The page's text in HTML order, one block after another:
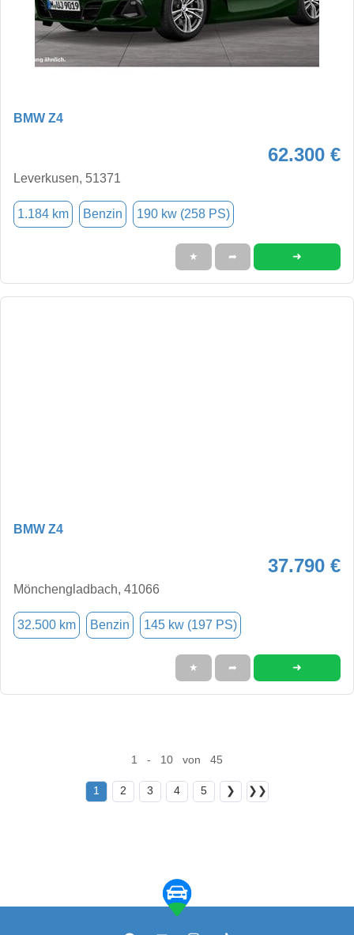
BMW Z4
62.300 €
Leverkusen, 51371
1.184 km Benzin 190 kw (258 PS)
★ ➦ ➜
BMW Z4
37.790 €
Mönchengladbach, 41066
32.500 km Benzin 145 kw (197 PS)
★ ➦ ➜
1 - 10 von 45
1 2 3 4 5 ❯ ❯❯